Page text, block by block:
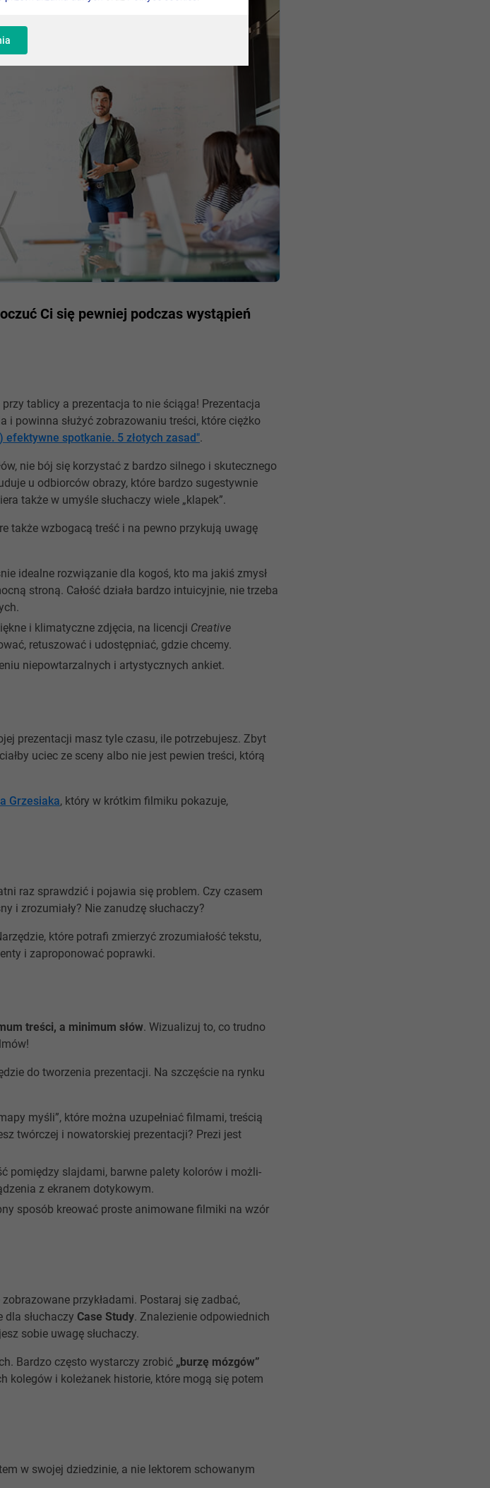
Ci się pewniej podczas wystąpień
tablicy a prezentacja to nie ściąga! Prezentacja
i powinna służyć zobrazowaniu treści, które ciężko
efektywne spotkanie. 5 złotych zasad".
nie bój się korzystać z bardzo silnego i skutecznego
u odbiorców obrazy, które bardzo sugestywnie
także w umyśle słuchaczy wiele „klapek”.
także wzbogacą treść i na pewno przykują uwagę
idealne rozwiązanie dla kogoś, kto ma jakiś zmysł
stroną. Całość działa bardzo intuicyjnie, nie trzeba
i klimatyczne zdjęcia, na licencji Creative
retuszować i udostępniać, gdzie chcemy.
niepowtarzalnych i artystycznych ankiet.
prezentacji masz tyle czasu, ile potrzebujesz. Zbyt
uciec ze sceny albo nie jest pewien treści, którą
Grzesiaka, który w krótkim filmiku pokazuje,
raz sprawdzić i pojawia się problem. Czy czasem
i zrozumiały? Nie zanudzę słuchaczy?
które potrafi zmierzyć zrozumiałość tekstu,
i zaproponować poprawki.
treści, a minimum słów. Wizualizuj to, co trudno
do tworzenia prezentacji. Na szczęście na rynku
myśli”, które można uzupełniać filmami, treścią
twórczej i nowatorskiej prezentacji? Prezi jest
pomiędzy sla­j­dami, barwne palety kolorów i możli­
z ekranem dotykowym.
sposób kreować proste animowane filmiki na wzór
przykładami. Postaraj się zadbać,
dla słuchaczy Case Study. Znalezienie odpowiednich
sobie uwagę słuchaczy.
Bardzo często wystarczy zrobić „burzę mózgów”
kolegów i koleżanek historie, które mogą się potem
w swojej dziedzinie, a nie lektorem schowanym